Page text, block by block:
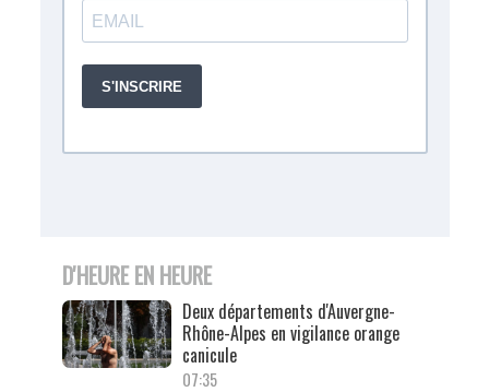
D'HEURE EN HEURE
Deux départements d'Auvergne-
Rhône-Alpes en vigilance orange
canicule
07:35